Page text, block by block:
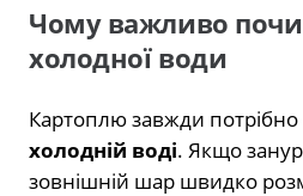
Чому важливо
холодної води
Картоплю завжди потрібно
холодній воді. Якщо
зовнішній шар швидко